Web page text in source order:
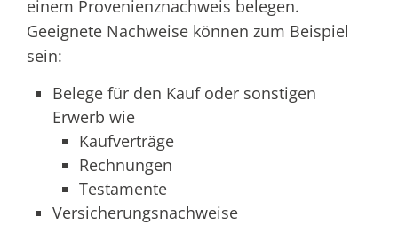
einem Provenienznachweis belegen.
Geeignete Nachweise können zum Beispiel
sein:
Belege für den Kauf oder sonstigen
Erwerb wie
Kaufverträge
Rechnungen
Testamente
Versicherungsnachweise